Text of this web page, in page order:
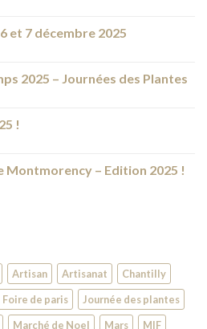
et 7 décembre 2025
2025 – Journées des Plantes
!
Montmorency – Edition 2025 !
Artisan Artisanat
Chantilly
Foire de paris
Journée des plantes
Marché de Noel Mars MIF